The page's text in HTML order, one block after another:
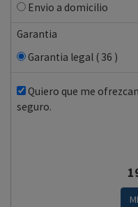
Envio a domicilio
Garantia
Garantia legal ( 36 )
Quiero que me
seguro.